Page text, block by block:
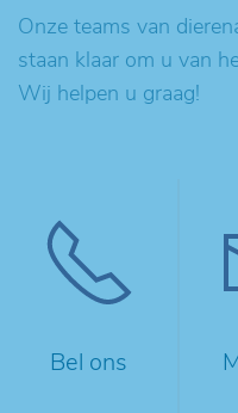
Onze teams van
staan klaar om u van
Wij helpen u graag!
Bel ons